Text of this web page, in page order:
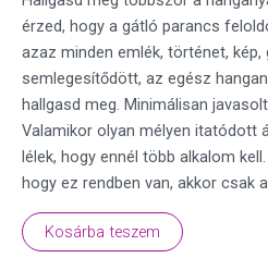
érzed, hogy a gátló parancs
azaz minden emlék, történet, kép,
semlegesítődött, az egész
hallgasd meg. Minimálisan
Valamikor olyan mélyen itatódott
lélek, hogy ennél több alkalom
hogy ez rendben van, akkor csak
Kosárba teszem